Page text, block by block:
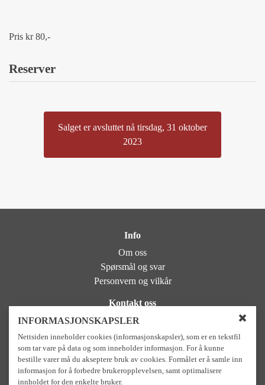
INFORMASJONSKAPSLER
Nettsiden inneholder cookies (informasjonskapsler), som er en tekstfil
som tar vare på data og som inneholder informasjon. For å kunne
bestille varer må du akseptere bruk av cookies. Formålet er å samle inn
informasjon for å forbedre brukeropplevelsen, samt optimalisere
innholdet for den enkelte bruker.
Pris kr 80,-
Reserver
Salget er avsluttet nå tirsdag, 31 oktober
2023
Info
Om oss
Spørsmål og svar
Personvern og vilkår
Kontakt oss
NIDAROS DOMKIRKES RESTAURERINGSARBEIDER
Bispegaten 11, 7012 Trondheim
Sentralbord: +47 73 89 08 00
Besøkssenter og butikk: +47 41 53 15 84
e-post: Postmottak.ndr@nidarosdomen.no